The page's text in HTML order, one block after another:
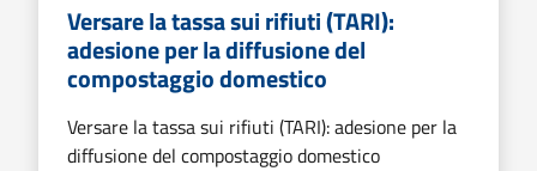
Versare la tassa sui rifiuti (TARI):
adesione per la diffusione del
compostaggio domestico
Versare la tassa sui rifiuti (TARI): adesione per la
diffusione del compostaggio domestico